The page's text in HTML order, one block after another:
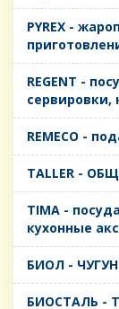
PYREX -
REGENT -
сервировки,
REMECO -
TALLER -
TIMA -
кухонные
БИОЛ - ЧУГУН
БИОСТАЛЬ -